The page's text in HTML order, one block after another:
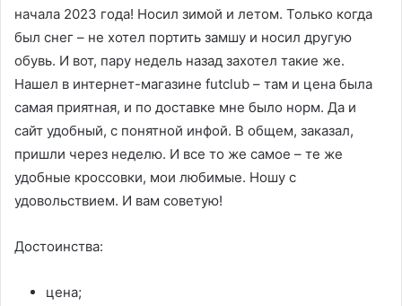
начала 2023 года! Носил зимой и летом. Только когда
был снег – не хотел портить замшу и носил другую
обувь. И вот, пару недель назад захотел такие же.
Нашел в интернет-магазине futclub – там и цена была
самая приятная, и по доставке мне было норм. Да и
сайт удобный, с понятной инфой. В общем, заказал,
пришли через неделю. И все то же самое – те же
удобные кроссовки, мои любимые. Ношу с
удовольствием. И вам советую!
Достоинства:
цена;